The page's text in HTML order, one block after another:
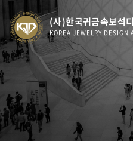
(사)한국귀금속보석
KOREA JEWELRY DESIGN